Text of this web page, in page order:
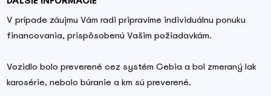
V prípade záujmu Vám radi pripravíme individuálnu ponuku
financovania, prispôsobenú Vašim požiadavkám.
Vozidlo bolo preverené cez systém Cebia a bol zmeraný lak
karosérie, nebolo búranie a km sú preverené.